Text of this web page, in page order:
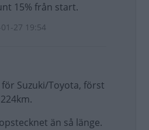
15% från start.
27 19:54
Suzuki/Toyota, först
än så länge.